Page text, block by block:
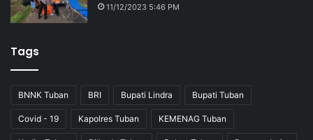
11/12/2023 5:46 PM
Tags
BNNK Tuban BRI Bupati Lindra Bupati Tuban
Covid - 19 Kapolres Tuban KEMENAG Tuban